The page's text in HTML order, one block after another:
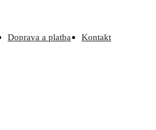
Doprava a platba Kontakt